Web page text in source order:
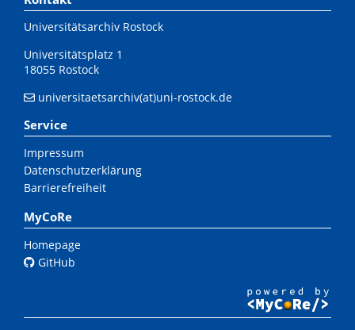
Universitätsarchiv Rostock
Universitätsplatz 1
18055 Rostock
universitaetsarchiv(at)uni-rostock.de
Service
Impressum
Datenschutzerklärung
Barrierefreiheit
MyCoRe
Homepage
GitHub